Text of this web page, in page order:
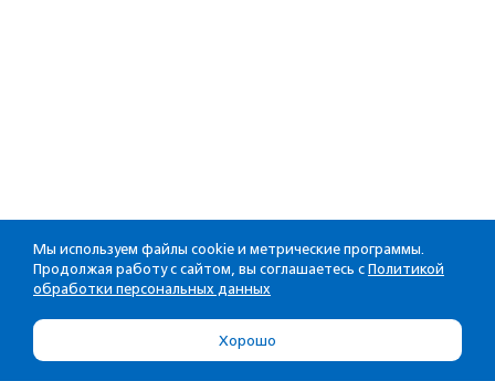
Мы используем файлы cookie и метрические программы.
Продолжая работу с сайтом, вы соглашаетесь с Политикой
обработки персональных данных
Хорошо